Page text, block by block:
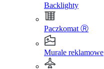
Backlighty
Paczkomat Ⓡ
Murale reklamowe